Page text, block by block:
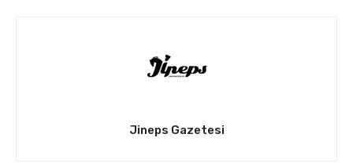
Jineps Gazetesi